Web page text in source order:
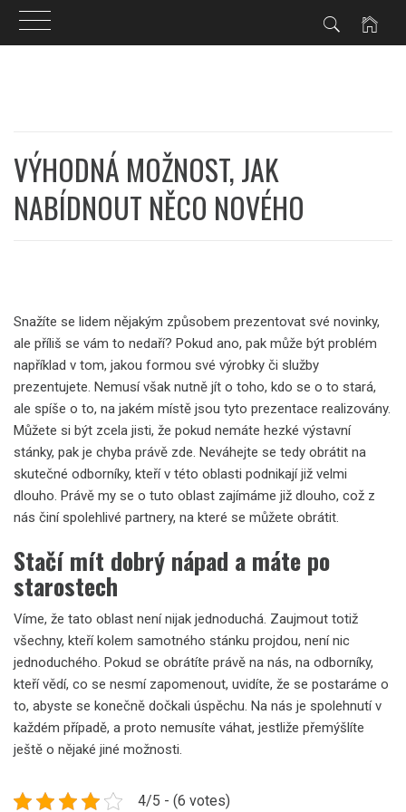
VÝHODNÁ MOŽNOST, JAK
NABÍDNOUT NĚCO NOVÉHO
Snažíte se lidem nějakým způsobem prezentovat své novinky,
ale příliš se vám to nedaří? Pokud ano, pak může být problém
například v tom, jakou formou své výrobky či služby
prezentujete. Nemusí však nutně jít o toho, kdo se o to stará,
ale spíše o to, na jakém místě jsou tyto prezentace realizovány.
Můžete si být zcela jisti, že pokud nemáte hezké výstavní
stánky, pak je chyba právě zde. Neváhejte se tedy obrátit na
skutečné odborníky, kteří v této oblasti podnikají již velmi
dlouho. Právě my se o tuto oblast zajímáme již dlouho, což z
nás činí spolehlivé partnery, na které se můžete obrátit.
Stačí mít dobrý nápad a máte po
starostech
Víme, že tato oblast není nijak jednoduchá. Zaujmout totiž
všechny, kteří kolem samotného stánku projdou, není nic
jednoduchého. Pokud se obrátíte právě na nás, na odborníky,
kteří vědí, co se nesmí zapomenout, uvidíte, že se postaráme o
to, abyste se konečně dočkali úspěchu. Na nás je spolehnutí v
každém případě, a proto nemusíte váhat, jestliže přemýšlíte
ještě o nějaké jiné možnosti.
4/5 - (6 votes)